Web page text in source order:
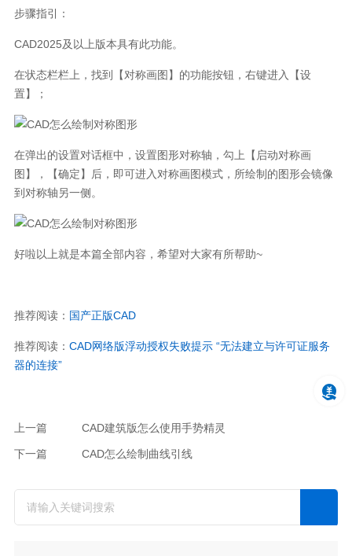
步骤指引：
CAD2025及以上版本具有此功能。
在状态栏栏上，找到【对称画图】的功能按钮，右键进入【设
置】；
在弹出的设置对话框中，设置图形对称轴，勾上【启动对称画
图】，【确定】后，即可进入对称画图模式，所绘制的图形会镜像
到对称轴另一侧。
好啦以上就是本篇全部内容，希望对大家有所帮助~
推荐阅读： 国产正版CAD
推荐阅读： CAD网络版浮动授权失败提示 “无法建立与许可证服务
器的连接”
上一篇 CAD建筑版怎么使用手势精灵
下一篇 CAD怎么绘制曲线引线